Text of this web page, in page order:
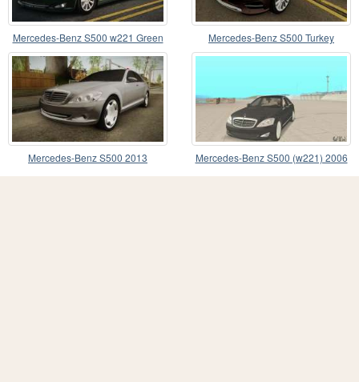
Mercedes-Benz S500 w221 Green Mercedes-Benz S500 Turkey
Mercedes-Benz S500 2013 Mercedes-Benz S500 (w221) 2006